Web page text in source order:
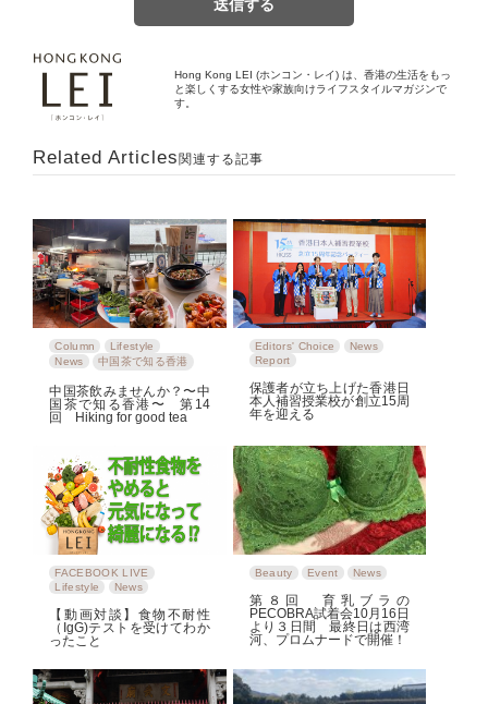
Hong Kong LEI (ホンコン・レイ) は、香港の生活をもっ
と楽しくする女性や家族向けライフスタイルマガジンで
す。
Related Articles 関連する記事
Column
Lifestyle
News
中国茶で知る香港
中国茶飲みませんか？〜中
国茶で知る香港〜 第14
回 Hiking for good tea
Editors' Choice
News
Report
保護者が立ち上げた香港日
本人補習授業校が創立15周
年を迎える
FACEBOOK LIVE
Lifestyle
News
【動画対談】食物不耐性
（IgG)テストを受けてわか
ったこと
Beauty Event News
第８回 育乳ブラの
PECOBRA試着会10月16日
より３日間 最終日は西湾
河、プロムナードで開催！